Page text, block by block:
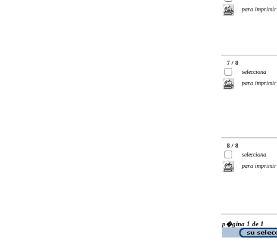
para imprimir
7 / 8
selecciona
para imprimir
8 / 8
selecciona
para imprimir
p�gina 1 de 1